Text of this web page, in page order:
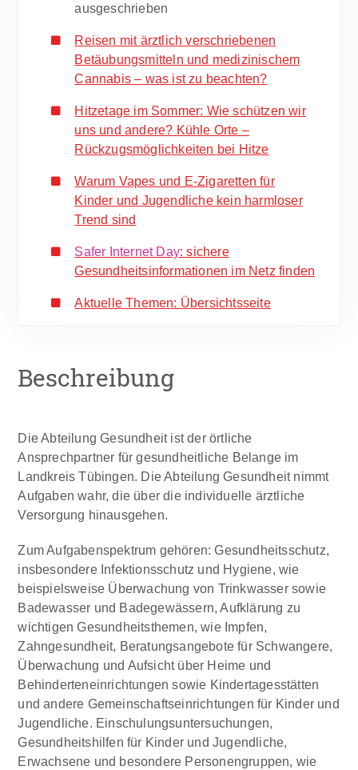
ausgeschrieben
Reisen mit ärztlich verschriebenen
Betäubungsmitteln und medizinischem
Cannabis – was ist zu beachten?
Hitzetage im Sommer: Wie schützen wir
uns und andere? Kühle Orte –
Rückzugsmöglichkeiten bei Hitze
Warum Vapes und E-Zigaretten für
Kinder und Jugendliche kein harmloser
Trend sind
Safer Internet Day: sichere
Gesundheitsinformationen im Netz finden
Aktuelle Themen: Übersichtsseite
Beschreibung
Die Abteilung Gesundheit ist der örtliche
Ansprechpartner für gesundheitliche Belange im
Landkreis Tübingen. Die Abteilung Gesundheit nimmt
Aufgaben wahr, die über die individuelle ärztliche
Versorgung hinausgehen.
Zum Aufgabenspektrum gehören: Gesundheitsschutz,
insbesondere Infektionsschutz und Hygiene, wie
beispielsweise Überwachung von Trinkwasser sowie
Badewasser und Badegewässern, Aufklärung zu
wichtigen Gesundheitsthemen, wie Impfen,
Zahngesundheit, Beratungsangebote für Schwangere,
Überwachung und Aufsicht über Heime und
Behinderteneinrichtungen sowie Kindertagesstätten
und andere Gemeinschaftseinrichtungen für Kinder und
Jugendliche. Einschulungsuntersuchungen,
Gesundheitshilfen für Kinder und Jugendliche,
Erwachsene und besondere Personengruppen, wie